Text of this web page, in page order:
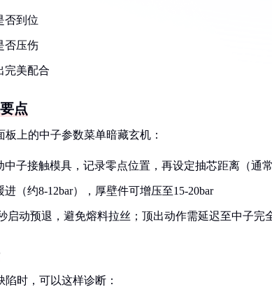
否到位
否压伤
完美配合
点
上的中子参数菜单暗藏玄机：
中子接触模具，记录零点位置，再设定抽芯距离（通常
进（约8-12bar），厚壁件可增压至15-20bar
启动预退，避免熔料拉丝；顶出动作需延迟至中子完
时，可以这样诊断：